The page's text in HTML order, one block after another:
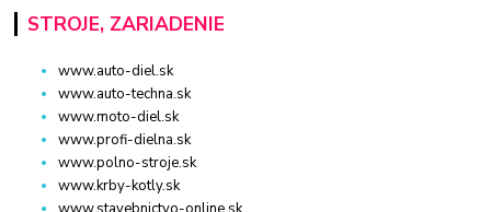
STROJE, ZARIADENIE
www.auto-diel.sk
www.auto-techna.sk
www.moto-diel.sk
www.profi-dielna.sk
www.polno-stroje.sk
www.krby-kotly.sk